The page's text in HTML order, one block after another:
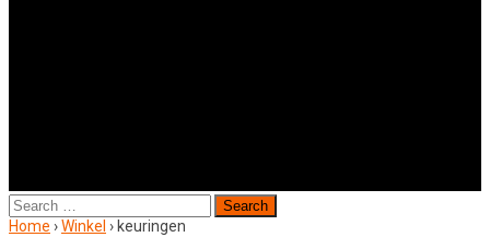
Search
for:
Home ›Winkel › keuringen